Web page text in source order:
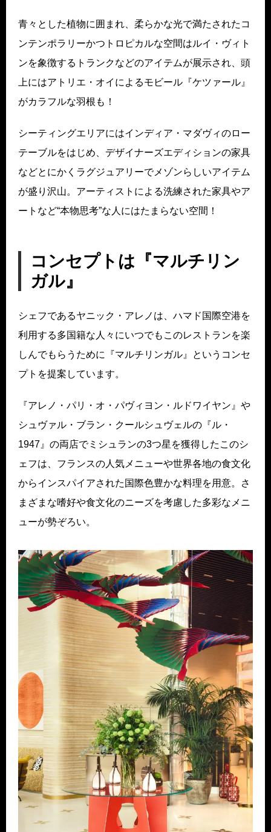
青々とした植物に囲まれ、柔らかな光で満たされたコ
ンテンポラリーかつトロピカルな空間はルイ・ヴィト
ンを象徴するトランクなどのアイテムが展示され、頭
上にはアトリエ・オイによるモビール『ケツァール』
がカラフルな羽根も！
シーティングエリアにはインディア・マダヴィのロー
テーブルをはじめ、デザイナーズエディションの家具
などとにかくラグジュアリーでメゾンらしいアイテム
が盛り沢山。アーティストによる洗練された家具やア
ートなど“本物思考”な人にはたまらない空間！
コンセプトは『マルチリン
ガル』
シェフであるヤニック・アレノは、ハマド国際空港を
利用する多国籍な人々にいつでもこのレストランを楽
しんでもらうために『マルチリンガル』というコンセ
プトを提案しています。
『アレノ・パリ・オ・パヴィヨン・ルドワイヤン』や
シュヴァル・ブラン・クールシュヴェルの『ル・
1947』の両店でミシュランの3つ星を獲得したこのシ
ェフは、フランスの人気メニューや世界各地の食文化
からインスパイアされた国際色豊かな料理を用意。さ
まざまな嗜好や食文化のニーズを考慮した多彩なメニ
ューが勢ぞろい。